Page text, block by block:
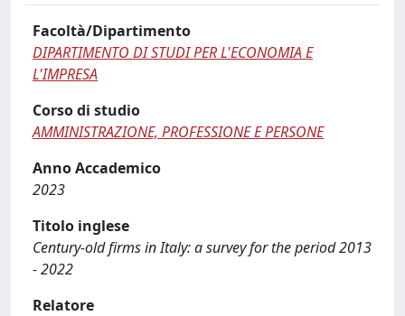
Facoltà/Dipartimento
DIPARTIMENTO DI STUDI PER L'ECONOMIA E
L'IMPRESA
Corso di studio
AMMINISTRAZIONE, PROFESSIONE E PERSONE
Anno Accademico
2023
Titolo inglese
Century-old firms in Italy: a survey for the period 2013
- 2022
Relatore